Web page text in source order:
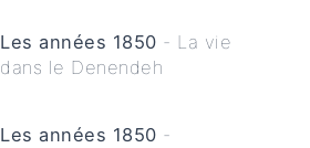
Les années 1850 - La vie
dans le Denendeh
Les années 1850 -